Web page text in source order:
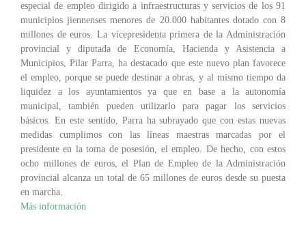
especial de empleo dirigido a infraestructuras y servicios de los 91
municipios jiennenses menores de 20.000 habitantes dotado con 8
millones de euros. La vicepresidenta primera de la Administración
provincial y diputada de Economía, Hacienda y Asistencia a
Municipios, Pilar Parra, ha destacado que este nuevo plan favorece
el empleo, porque se puede destinar a obras, y al mismo tiempo da
liquidez a los ayuntamientos ya que en base a la autonomía
municipal, también pueden utilizarlo para pagar los servicios
básicos. En este sentido, Parra ha subrayado que con estas nuevas
medidas cumplimos con las líneas maestras marcadas por el
presidente en la toma de posesión, el empleo. De hecho, con estos
ocho millones de euros, el Plan de Empleo de la Administración
provincial alcanza un total de 65 millones de euros desde su puesta
en marcha.
Más información